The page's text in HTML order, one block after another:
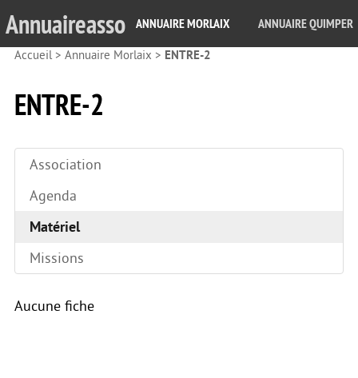
Annuaireasso ANNUAIRE MORLAIX ANNUAIRE QUIMPER
Accueil> Annuaire Morlaix > ENTRE-2
ENTRE-2
Association
Agenda
Matériel
Missions
Aucune fiche